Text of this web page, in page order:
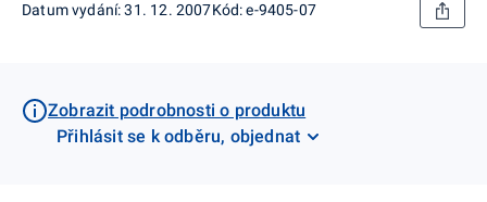
Datum vydání: 31. 12. 2007Kód: e-9405-07
Zobrazit podrobnosti o produktu
Přihlásit se k odběru, objednat